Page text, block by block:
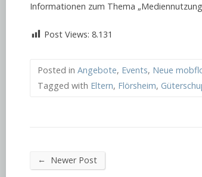
Informationen zum Thema
Post Views: 8.131
Posted in Angebote, Events, Neue
Tagged with Eltern, Flörsheim,
← Newer Post